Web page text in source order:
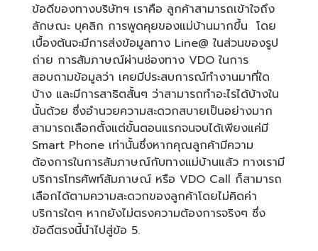
ข้อดีของทางบริษัทฯ เราคือ ลูกค้าสามารถเข้าใจถึง
ลักษณะ บุคลิก การพูดคุยของแม่บ้านมากขึ้น โดย
เบื้องต้นจะมีการส่งข้อมูลทาง Line@ ในส่วนของรูป
ถ่าย การสัมภาษณ์ผ่านช่องทาง VDO ในการ
สอบถามข้อมูลว่า เคยมีประสบการณ์ทำงานมาที่ใด
บ้าง และมีการสาธิตสั้นๆ ว่าสามารถทำอะไรได้บ้างใน
นั้นด้วย ซึ่งอำนวยความสะดวกสบายเป็นอย่างมาก
สามารถเลือกตั้งแต่ขั้นตอนแรกจนจบได้เพียงแค่มี
Smart Phone เท่านั้นซึ่งหากคุณลูกค้ามีความ
ต้องการในการสัมภาษณ์กับทางแม่บ้านแล้ว ทางเรามี
บริการโทรศัพท์สัมภาษณ์ หรือ VDO Call ก็สามารถ
เลือกได้ตามความสะดวกของลูกค้าโดยไม่คิดค่า
บริการใดๆ หากยังไม่ตรงความต้องการจริงๆ ซึ่ง
ข้อดีตรงนี้นำไปสู่ข้อ 5.